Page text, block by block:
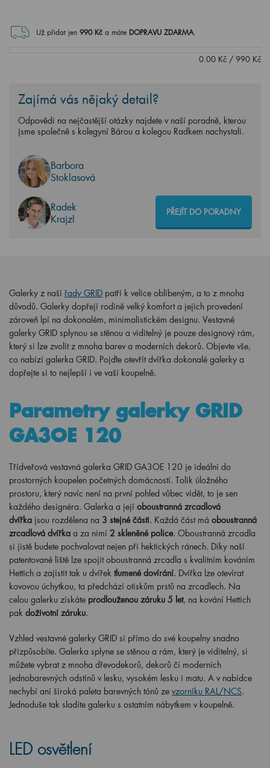
Už přidat jen 990Kč a máte DOPRAVU ZDARMA.
0.00 Kč / 990 Kč
Zajímá vás nějaký detail?
Odpovědi na nejčastější otázky najdete v naší poradně, kterou
jsme společně s kolegyní Bárou a kolegou Radkem nachystali.
Barbora
Stoklasová
Radek
Krajzl
PŘEJÍT DO PORADNY
Galerky z naší řady GRID patří k velice oblíbeným, a to z mnoha
důvodů. Galerky dopřejí rodině velký komfort a jejich provedení
zároveň lpí na dokonalém, minimalistickém designu. Vestavné
galerky GRID splynou se stěnou a viditelný je pouze designový rám,
který si lze zvolit z mnoha barev a moderních dekorů. Objevte vše,
co nabízí galerka GRID. Pojďte otevřít dvířka dokonalé galerky a
dopřejte si to nejlepší i ve vaší koupelně.
Parametry galerky GRID
GA3OE 120
Třídveřová vestavná galerka GRID GA3OE 120 je ideální do
prostorných koupelen početných domácností. Tolik úložného
prostoru, který navíc není na první pohled vůbec vidět, to je sen
každého designéra. Galerka a její oboustranná zrcadlová
dvířka jsou rozdělena na 3 stejné části. Každá část má oboustranná
zrcadlová dvířka a za nimi 2 skleněné police. Oboustranná zrcadla
si jistě budete pochvalovat nejen při hektických ránech. Díky naší
patentované liště lze spojit oboustranná zrcadla s kvalitním kováním
Hettich a zajistit tak u dvířek tlumené dovírání. Dvířka lze otevírat
kovovou úchytkou, ta předchází otiskům prstů na zrcadlech. Na
celou galerku získáte prodlouženou záruku 5 let, na kování Hettich
pak doživotní záruku.
Vzhled vestavné galerky GRID si přímo do své koupelny snadno
přizpůsobíte. Galerka splyne se stěnou a rám, který je viditelný, si
můžete vybrat z mnoha dřevodekorů, dekorů či moderních
jednobarevných odstínů v lesku, vysokém lesku i matu. A v nabídce
nechybí ani široká paleta barevných tónů ze vzorníku RAL/NCS.
Jednoduše tak sladíte galerku s ostatním nábytkem v koupelně.
LED osvětlení